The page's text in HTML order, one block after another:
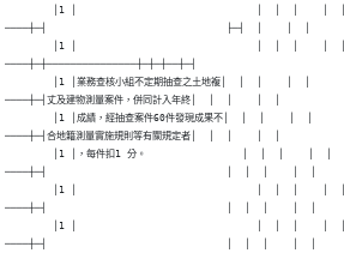
        │1 │                              │  │  │    │  │
────┼─┤                              ├─┤  │    │  │
        │1 │                              │  │  │    │  │
────┼─┼───────────────┼─┼─┼──┼─┤
        │1 │業務查核小組不定期抽查之土地複│  │  │    │  │
────┼─┤丈及建物測量案件，併同計入年終│  │  │    │  │
        │1 │成績，經抽查案件60件發現成果不│  │  │    │  │
────┼─┤合地籍測量實施規則等有關規定者│  │  │    │  │
        │1 │，每件扣1 分。                │  │  │    │  │
────┼─┤                              │  │  │    │  │
        │1 │                              │  │  │    │  │
────┼─┤                              │  │  │    │  │
        │1 │                              │  │  │    │  │
────┼─┤                              │  │  │    │  │